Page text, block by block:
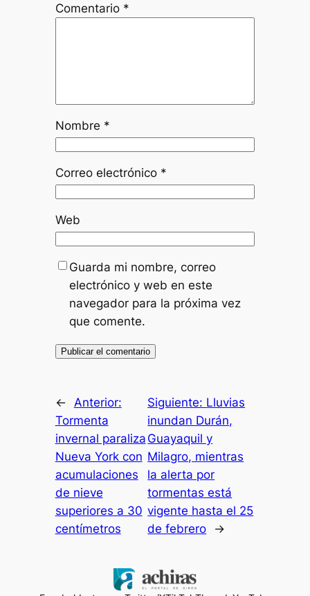
Comentario *
Nombre *
Correo electrónico *
Web
Guarda mi nombre, correo
electrónico y web en este
navegador para la próxima vez
que comente.
←
Anterior:
Tormenta
invernal paraliza
Nueva York con
acumulaciones
de nieve
superiores a 30
centímetros
Siguiente: Lluvias
inundan Durán,
Guayaquil y
Milagro, mientras
la alerta por
tormentas está
vigente hasta el 25
de febrero
→